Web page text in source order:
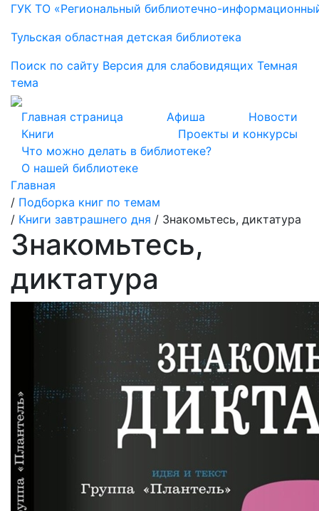
ГУК ТО «Региональный библиотечно-
Тульская областная детская библиотека
Поиск по сайту Версия для слабовидящих Темная
тема
Главная страница Афиша
Новости
Книги
Проекты и конкурсы
Что можно делать в библиотеке?
О нашей библиотеке
Главная
/ Подборка книг по темам
/ Книги завтрашнего дня / Знакомьтесь, диктатура
Знакомьтесь,
диктатура